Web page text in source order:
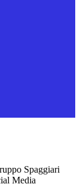
Spaggiari
Media